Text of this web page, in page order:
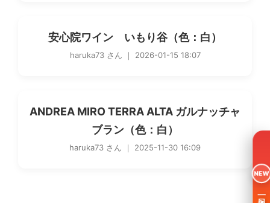
安心院ワイン いもり谷（色：白）
haruka73 さん ｜ 2026-01-15 18:07
ANDREA MIRO TERRA ALTA ガルナッチャ
ブラン（色：白）
haruka73 さん ｜ 2025-11-30 16:09
NEW